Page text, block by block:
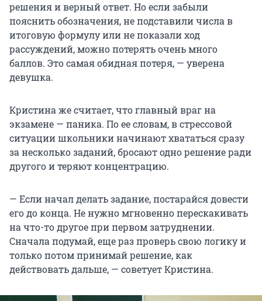
решения и верный ответ. Но если забыли
пояснить обозначения, не подставили числа в
итоговую формулу или не показали ход
рассуждений, можно потерять очень много
баллов. Это самая обидная потеря, — уверена
девушка.
Кристина же считает, что главный враг на
экзамене — паника. По ее словам, в стрессовой
ситуации школьники начинают хвататься сразу
за несколько заданий, бросают одно решение ради
другого и теряют концентрацию.
— Если начал делать задание, постарайся довести
его до конца. Не нужно мгновенно перескакивать
на что-то другое при первом затруднении.
Сначала подумай, еще раз проверь свою логику и
только потом принимай решение, как
действовать дальше, — советует Кристина.